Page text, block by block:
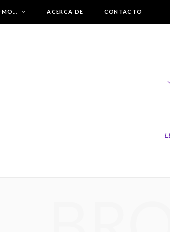
ACERCA DE CONTACTO